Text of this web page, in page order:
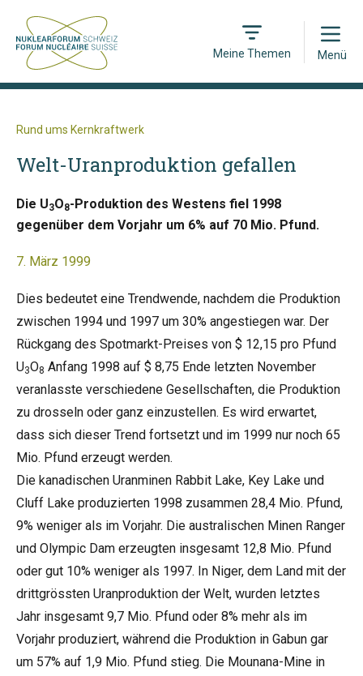
Meine Themen
Open
Menü
Rund ums Kernkraftwerk
Welt-Uranproduktion gefallen
Die U3O8-Produktion des Westens fiel 1998
gegenüber dem Vorjahr um 6% auf 70 Mio. Pfund.
7. März 1999
Dies bedeutet eine Trendwende, nachdem die Produktion
zwischen 1994 und 1997 um 30% angestiegen war. Der
Rückgang des Spotmarkt-Preises von $ 12,15 pro Pfund
U3O8 Anfang 1998 auf $ 8,75 Ende letzten November
veranlasste verschiedene Gesellschaften, die Produktion
zu drosseln oder ganz einzustellen. Es wird erwartet,
dass sich dieser Trend fortsetzt und im 1999 nur noch 65
Mio. Pfund erzeugt werden.
Die kanadischen Uranminen Rabbit Lake, Key Lake und
Cluff Lake produzierten 1998 zusammen 28,4 Mio. Pfund,
9% weniger als im Vorjahr. Die australischen Minen Ranger
und Olympic Dam erzeugten insgesamt 12,8 Mio. Pfund
oder gut 10% weniger als 1997. In Niger, dem Land mit der
drittgrössten Uranproduktion der Welt, wurden letztes
Jahr insgesamt 9,7 Mio. Pfund oder 8% mehr als im
Vorjahr produziert, während die Produktion in Gabun gar
um 57% auf 1,9 Mio. Pfund stieg. Die Mounana-Mine in